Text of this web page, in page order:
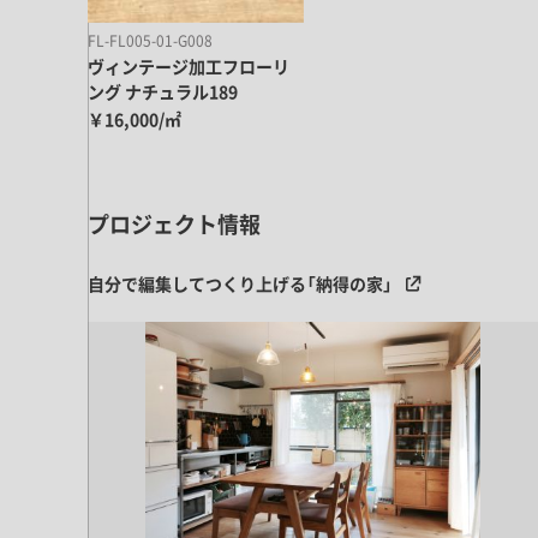
FL-FL005-01-G008
ヴィンテージ加工フローリ
ング ナチュラル189
￥16,000/㎡
プロジェクト情報
自分で編集してつくり上げる「納得の家」